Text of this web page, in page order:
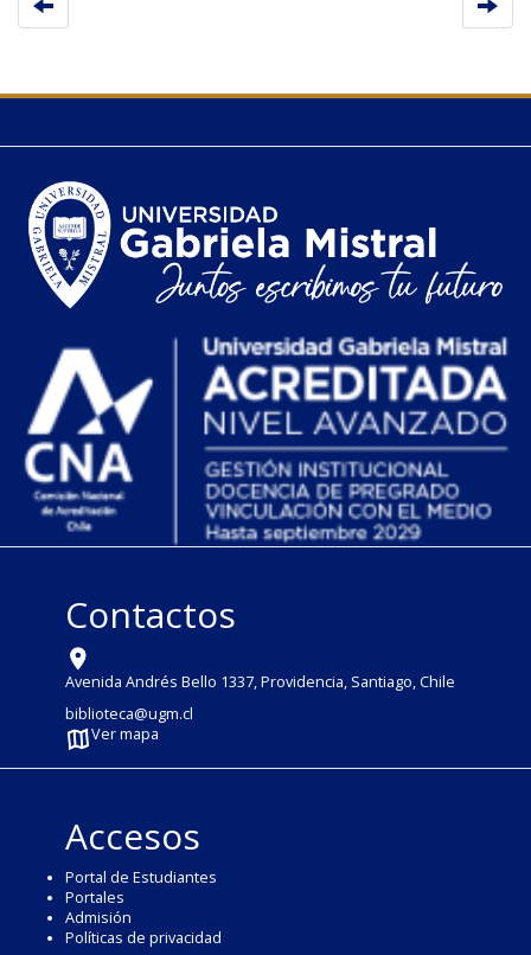
Contactos
Avenida Andrés Bello 1337, Providencia, Santiago, Chile
biblioteca@ugm.cl
Ver mapa
Accesos
Portal de Estudiantes
Portales
Admisión
Políticas de privacidad